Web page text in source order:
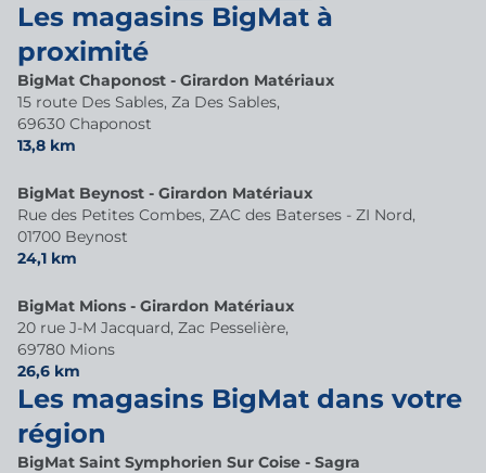
Les magasins BigMat à
proximité
BigMat Chaponost - Girardon Matériaux
15 route Des Sables, Za Des Sables,
69630 Chaponost
13,8 km
BigMat Beynost - Girardon Matériaux
Rue des Petites Combes, ZAC des Baterses - ZI Nord,
01700 Beynost
24,1 km
BigMat Mions - Girardon Matériaux
20 rue J-M Jacquard, Zac Pesselière,
69780 Mions
26,6 km
Les magasins BigMat dans votre
région
BigMat Saint Symphorien Sur Coise - Sagra